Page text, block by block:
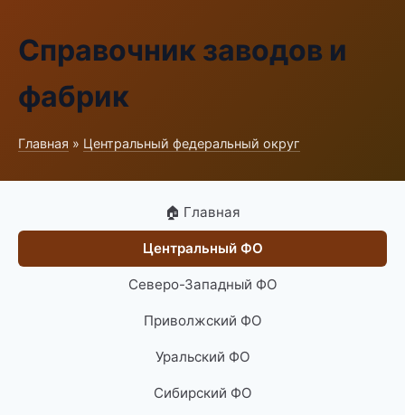
Справочник заводов и
фабрик
Главная » Центральный федеральный округ
🏠 Главная
Центральный ФО
Северо-Западный ФО
Приволжский ФО
Уральский ФО
Сибирский ФО